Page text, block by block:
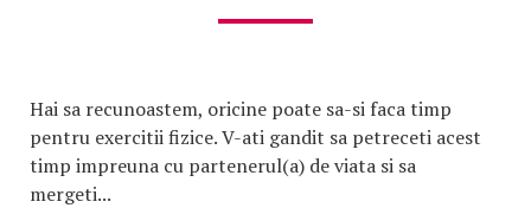
Hai sa recunoastem, oricine poate sa-si faca timp
pentru exercitii fizice. V-ati gandit sa petreceti acest
timp impreuna cu partenerul(a) de viata si sa
mergeti...